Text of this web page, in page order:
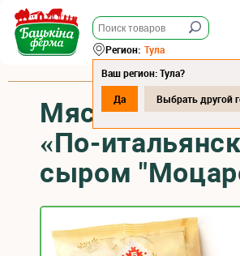
Регион: Тула
Ваш регион: Тула?
Да
Выбрать другой
Мясные
«По-
сыром